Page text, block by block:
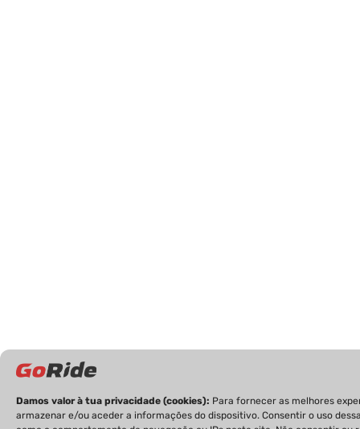
Damos valor à tua privacidade (cookies): Para fornecer as melhores
armazenar e/ou aceder a informações do dispositivo. Consentir o uso